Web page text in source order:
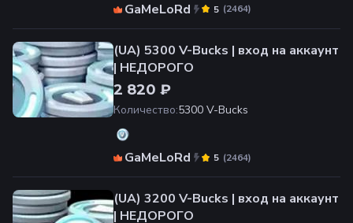
GaMeLoRd (2464)
5
(UA) 5300 V-Bucks | вход на аккаунт
| НЕДОРОГО
2 820 ₽
Количество:5300 V-Bucks
GaMeLoRd (2464)
5
(UA) 3200 V-Bucks | вход на аккаунт
| НЕДОРОГО